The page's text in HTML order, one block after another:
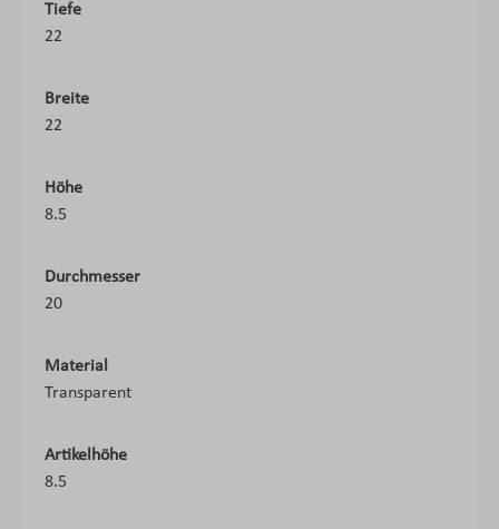
Tiefe
22
Breite
22
Höhe
8.5
Durchmesser
20
Material
Transparent
Artikelhöhe
8.5